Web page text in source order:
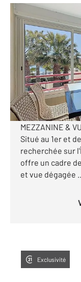
AGDE 34
25,03 m2, 1 pièce
Ref : 4750
193
Visiter le site
*** COUP DE
MEZZANINE &
Situé au 1er et
recherchée sur
offre un cadre
et vue dégagée ...
Exclusivité